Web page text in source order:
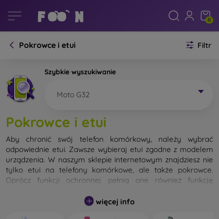
0
Pokrowce i etui Filtr
Szybkie wyszukiwanie
Moto G32
Pokrowce i etui
Aby chronić swój telefon komórkowy, należy wybrać
odpowiednie etui. Zawsze wybieraj etui zgodne z modelem
urządzenia. W naszym sklepie internetowym znajdziesz nie
tylko etui na telefony komórkowe, ale także pokrowce.
Oprócz funkcji ochronnej pełnią one również funkcję
Pokrowiec na telefon komórkowy możemy również nazwać
więcej info